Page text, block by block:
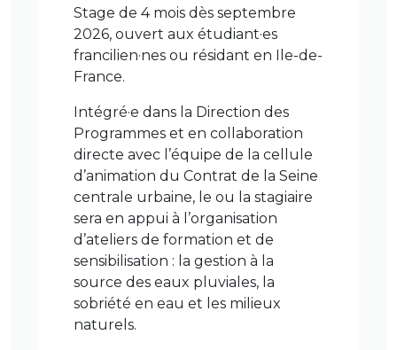
Stage de 4 mois dès septembre
2026, ouvert aux étudiant·es
francilien·nes ou résidant en Ile-de-
France.
Intégré·e dans la Direction des
Programmes et en collaboration
directe avec l’équipe de la cellule
d’animation du Contrat de la Seine
centrale urbaine, le ou la stagiaire
sera en appui à l’organisation
d’ateliers de formation et de
sensibilisation : la gestion à la
source des eaux pluviales, la
sobriété en eau et les milieux
naturels.